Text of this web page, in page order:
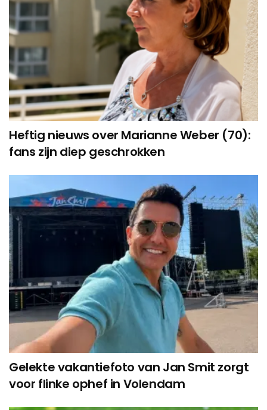
Heftig nieuws over Marianne Weber (70):
fans zijn diep geschrokken
Gelekte vakantiefoto van Jan Smit zorgt
voor flinke ophef in Volendam